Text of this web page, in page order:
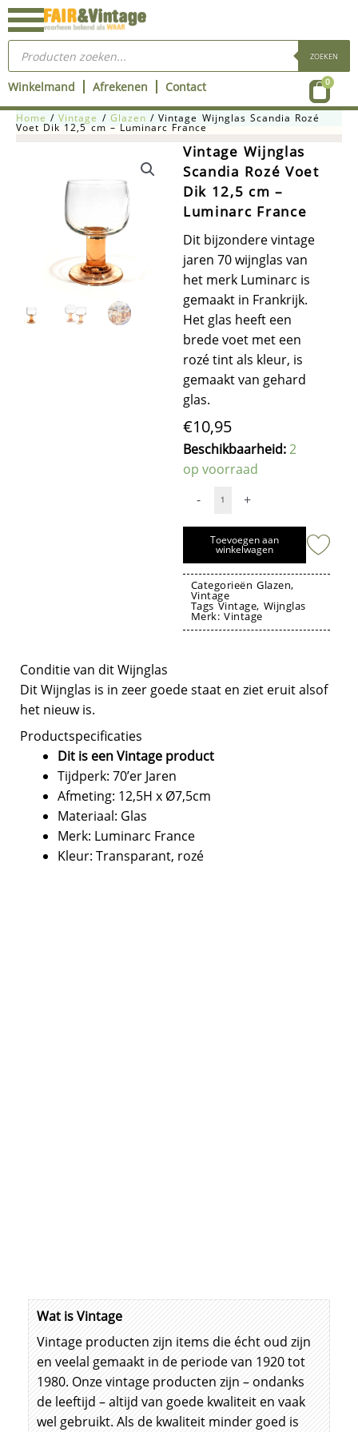
Ga
naar
inhoud
Producten
zoeken ZOEKEN
Winkelmand Afrekenen Contact 0
Home /Vintage / Glazen / Vintage Wijnglas Scandia Rozé
Voet Dik 12,5 cm – Luminarc France
Vintage Wijnglas
Scandia Rozé Voet
Dik 12,5 cm –
Luminarc France
Dit bijzondere vintage
jaren 70 wijnglas van
het merk Luminarc is
gemaakt in Frankrijk.
Het glas heeft een
brede voet met een
rozé tint als kleur, is
gemaakt van gehard
glas.
€10,95
Beschikbaarheid:2
op voorraad
-
Vintage
Wijnglas
Voet
12,5
cm
Luminarc
+
Toevoegen aan
winkelwagen
Categorieën Glazen,
Vintage
Tags Vintage, Wijnglas
Merk:Vintage
Conditie van dit Wijnglas
Dit Wijnglas is in zeer goede staat en ziet eruit alsof
het nieuw is.
Productspecificaties
Dit is een Vintage product
Tijdperk: 70’er Jaren
Afmeting: 12,5H x Ø7,5cm
Materiaal: Glas
Merk: Luminarc France
Kleur: Transparant, rozé
Wat is Vintage
Vintage producten zijn items die écht oud zijn
en veelal gemaakt in de periode van 1920 tot
1980. Onze vintage producten zijn – ondanks
de leeftijd – altijd van goede kwaliteit en vaak
wel gebruikt. Als de kwaliteit minder goed is